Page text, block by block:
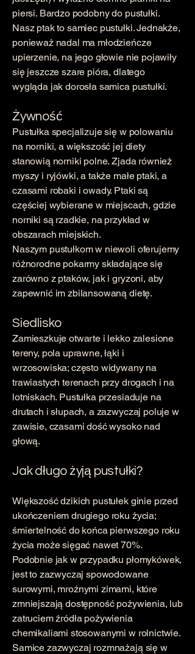
piersi. Bardzo podobny do pustułki.
Nasz ptak to samiec pustułki. Jednakże,
ponieważ nadal ma młodzieńcze
upierzenie, na jego głowie nie pojawiły
się jeszcze szare pióra, dlatego
wygląda jak dorosła samica pustułki.
Żywność
Pustułka specjalizuje się w polowaniu
na norniki, a większość jej diety
stanowią norniki polne. Zjada również
myszy i ryjówki, a także małe ptaki, a
czasami robaki i owady. Ptaki są
częściej wybierane w miejscach, gdzie
norniki są rzadkie, na przykład w
obszarach miejskich.
Naszym pustułkom w niewoli oferujemy
różnorodne pokarmy składające się
zarówno z ptaków, jak i gryzoni, aby
zapewnić im zbilansowaną dietę.
Siedlisko
Zamieszkuje otwarte i lekko zalesione
tereny, pola uprawne, łąki i
wrzosowiska; często widywany na
trawiastych terenach przy drogach i na
lotniskach. Pustułka przesiaduje na
drutach i słupach, a zazwyczaj poluje w
zawisie, czasami dość wysoko nad
głową.
Jak długo żyją pustułki?
Większość dzikich pustułek ginie przed
ukończeniem drugiego roku życia;
śmiertelność do końca pierwszego roku
życia może sięgać nawet 70%.
Podobnie jak w przypadku płomykówek,
jest to zazwyczaj spowodowane
surowymi, mroźnymi zimami, które
zmniejszają dostępność pożywienia, lub
zatruciem źródła pożywienia
chemikaliami stosowanymi w rolnictwie.
Samice zazwyczaj rozmnażają się w